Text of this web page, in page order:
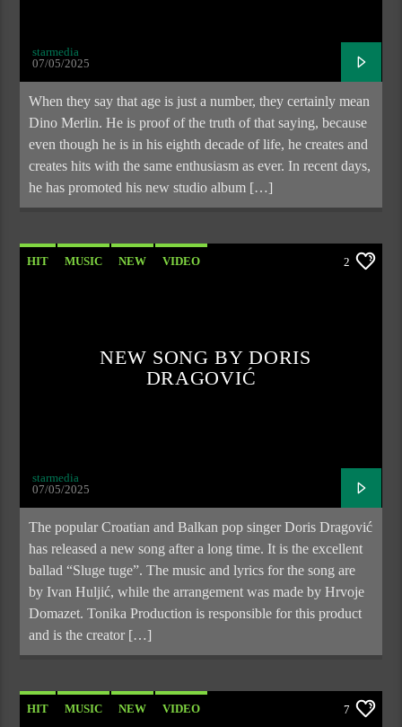
starmedia
07/05/2025
When they say that age is just a number, they certainly mean
Dino Merlin. He is proof of the truth of that saying, because
even though he is in his eighth decade of life, he creates and
creates hits with the same enthusiasm as ever. In recent days,
he has promoted his new studio album […]
HIT MUSIC NEW VIDEO 2
NEW SONG BY DORIS
DRAGOVIĆ
starmedia
07/05/2025
The popular Croatian and Balkan pop singer Doris Dragović
has released a new song after a long time. It is the excellent
ballad “Sluge tuge”. The music and lyrics for the song are
by Ivan Huljić, while the arrangement was made by Hrvoje
Domazet. Tonika Production is responsible for this product
and is the creator […]
HIT MUSIC NEW VIDEO 7